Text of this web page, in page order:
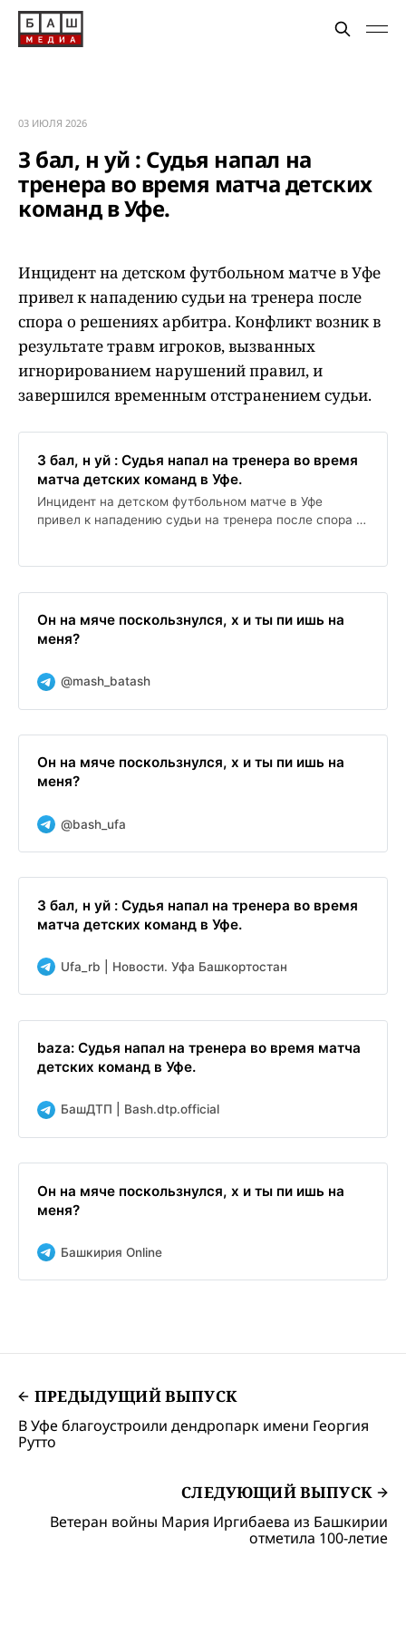
03 ИЮЛЯ 2026
З бал, н уй : Судья напал на
тренера во время матча детских
команд в Уфе.
Инцидент на детском футбольном матче в Уфе
привел к нападению судьи на тренера после
спора о решениях арбитра. Конфликт возник в
результате травм игроков, вызванных
игнорированием нарушений правил, и
завершился временным отстранением судьи.
З бал, н уй : Судья напал на тренера во время
матча детских команд в Уфе.
Инцидент на детском футбольном матче в Уфе
привел к нападению судьи на тренера после спора о
отстранением судьи.
Он на мяче поскользнулся, х и ты пи ишь на
меня?
@mash_batash
Он на мяче поскользнулся, х и ты пи ишь на
меня?
@bash_ufa
З бал, н уй : Судья напал на тренера во время
матча детских команд в Уфе.
Ufa_rb | Новости. Уфа Башкортостан
baza: Судья напал на тренера во время матча
детских команд в Уфе.
БашДТП | Bash.dtp.official
Он на мяче поскользнулся, х и ты пи ишь на
меня?
Башкирия Online
ПРЕДЫДУЩИЙ ВЫПУСК
В Уфе благоустроили дендропарк имени Георгия
Рутто
СЛЕДУЮЩИЙ ВЫПУСК
Ветеран войны Мария Иргибаева из Башкирии
отметила 100-летие